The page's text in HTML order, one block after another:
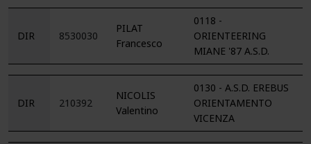
DIR 8530030
PILAT
Francesco
0118 -
ORIENTEERING
MIANE '87 A.S.D.
DIR 210392
NICOLIS
Valentino
0130 - A.S.D. EREBUS
ORIENTAMENTO
VICENZA